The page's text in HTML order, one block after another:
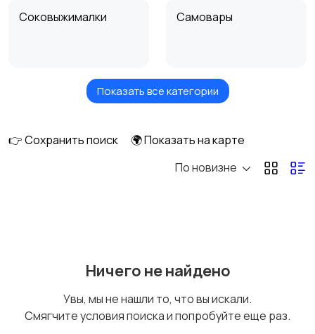
Соковыжималки Самовары
Кухонные чопперы
Вакууматоры для
мультиварки
воды
Показать все категории
👉 Сохранить поиск
🌍 Показать на карте
По новизне
Ничего не найдено
Увы, мы не нашли то, что вы искали.
Смягчите условия поиска и попробуйте еще раз.